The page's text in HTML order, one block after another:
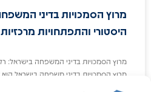
מרוץ הסמכויות בדיני
היסטורי והתפתחויות מרכזיות
מרוץ הסמכויות בדיני המשפחה בישראל:
מרוץ הסמכויות בדיני משפחה בישראל